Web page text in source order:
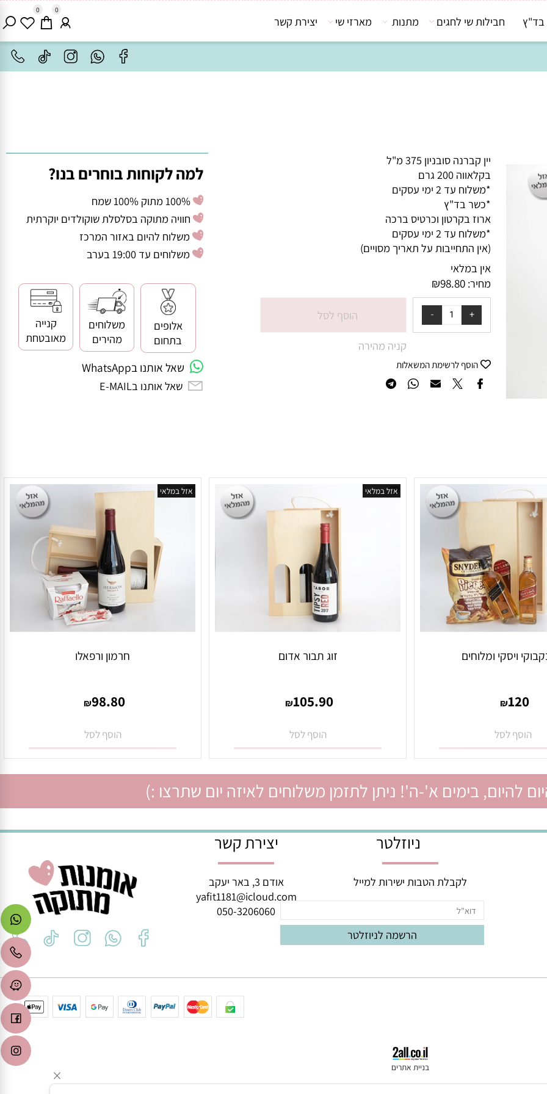
0 0
חבילות שי לחגים מתנות מארזי שי יצירת קשר
יין קברנה סובניון 375 מ"ל
בקלאווה 200 גרם
*משלוח עד 2 ימי עסקים
*כשר בד"ץ
ארוז בקרטון וכרטיס ברכה
*משלוח עד 2 ימי עסקים
(אין התחייבות על תאריך מסויים)
אין במלאי
מחיר:
₪98.80
קניה מהירה
הוסף לרשימת המשאלות
למה לקוחות בוחרים בנו?
100% מתוק 100% שמח
חוויה מתוקה בסלסלת שוקולדים יוקרתית
משלוח להיום באזור המרכז
אלופים
בתחום
משלוחים
מהירים
קנייה
מאובטחת
שאל אותנו בWhatsApp
₪120
₪105.90
₪98.80
בימים א'-ה'! ניתן לתזמן משלוחים לאיזה יום שתרצו :)
ניוזלטר
לקבלת הטבות ישירות למייל
יצירת קשר
אודם 3, באר יעקב
050-3206060